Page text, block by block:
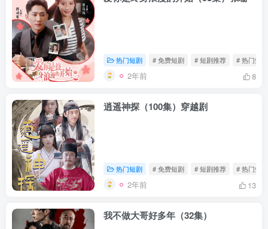
热门短剧 # 免费短剧 # 短剧推荐 # 热门短剧
2年前 8
逍遥神探（100集）穿越剧
热门短剧 # 免费短剧 # 短剧推荐 # 热门短剧
2年前 13
我不做大哥好多年（32集）